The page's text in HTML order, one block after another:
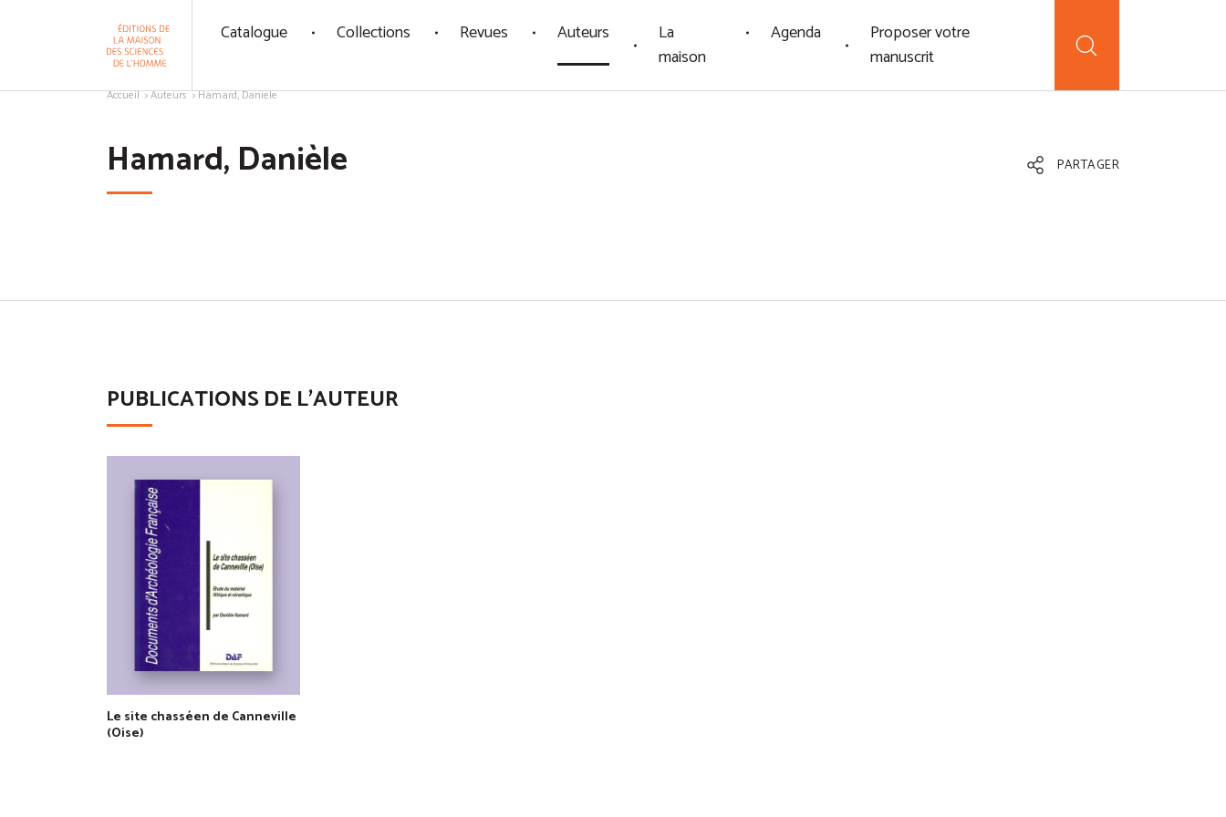
Catalogue Collections Revues Auteurs
La
maison
Agenda
Proposer votre
manuscrit
Accueil Auteurs Hamard, Danièle
Hamard, Danièle PARTAGER
PUBLICATIONS DE L'AUTEUR
Le site chasséen de Canneville
(Oise)